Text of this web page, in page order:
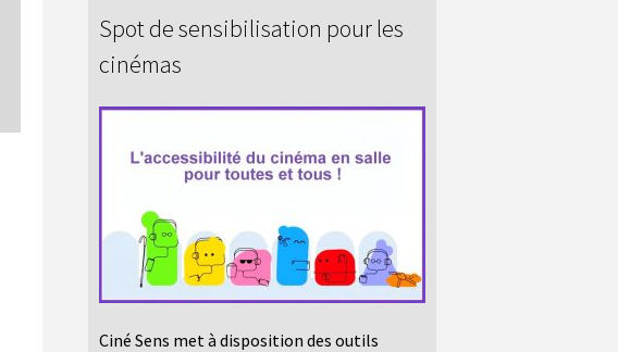
Spot de sensibilisation pour les
cinémas
Ciné Sens met à disposition des outils